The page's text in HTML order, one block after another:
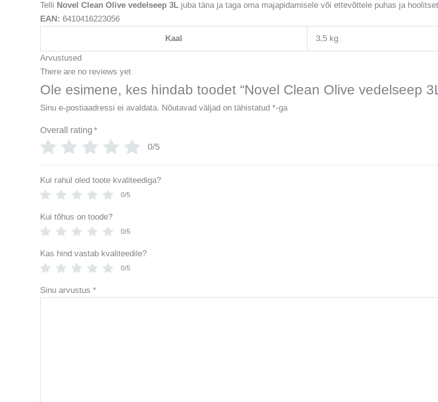
Telli Novel Clean Olive vedelseep 3L juba täna ja taga oma majapidamisele või ettevõttele puhas ja
EAN: 6410416223056
Kaal 3,5 kg
Arvustused
There are no reviews yet
Ole esimene, kes hindab toodet “Novel Clean Olive vedelseep
Sinu e-postiaadressi ei avaldata. Nõutavad väljad on tähistatud *-ga
Overall rating *
0/5
Kui rahul oled toote kvaliteediga?
0/5
Kui tõhus on toode?
0/5
Kas hind vastab kvaliteedile?
0/5
Sinu arvustus *